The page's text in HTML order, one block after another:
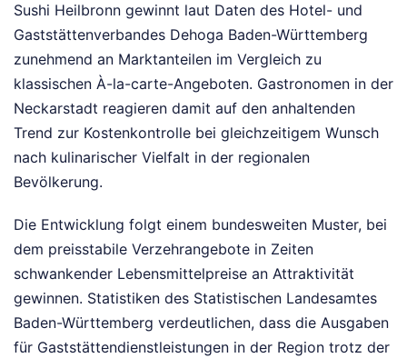
Sushi Heilbronn gewinnt laut Daten des Hotel- und
Gaststättenverbandes Dehoga Baden-Württemberg
zunehmend an Marktanteilen im Vergleich zu
klassischen À-la-carte-Angeboten. Gastronomen in der
Neckarstadt reagieren damit auf den anhaltenden
Trend zur Kostenkontrolle bei gleichzeitigem Wunsch
nach kulinarischer Vielfalt in der regionalen
Bevölkerung.
Die Entwicklung folgt einem bundesweiten Muster, bei
dem preisstabile Verzehrangebote in Zeiten
schwankender Lebensmittelpreise an Attraktivität
gewinnen. Statistiken des Statistischen Landesamtes
Baden-Württemberg verdeutlichen, dass die Ausgaben
für Gaststättendienstleistungen in der Region trotz der